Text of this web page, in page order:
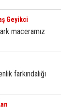
Geyikci
maceramız
farkındalığı